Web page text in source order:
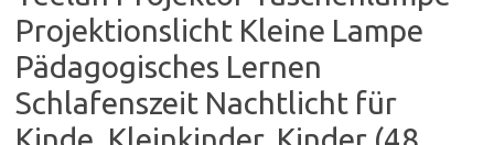
Projektionslicht Kleine Lampe
Pädagogisches Lernen
Schlafenszeit Nachtlicht für